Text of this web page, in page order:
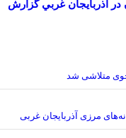
در آذربايجان غربي گزارش
خوی متلاشی شد